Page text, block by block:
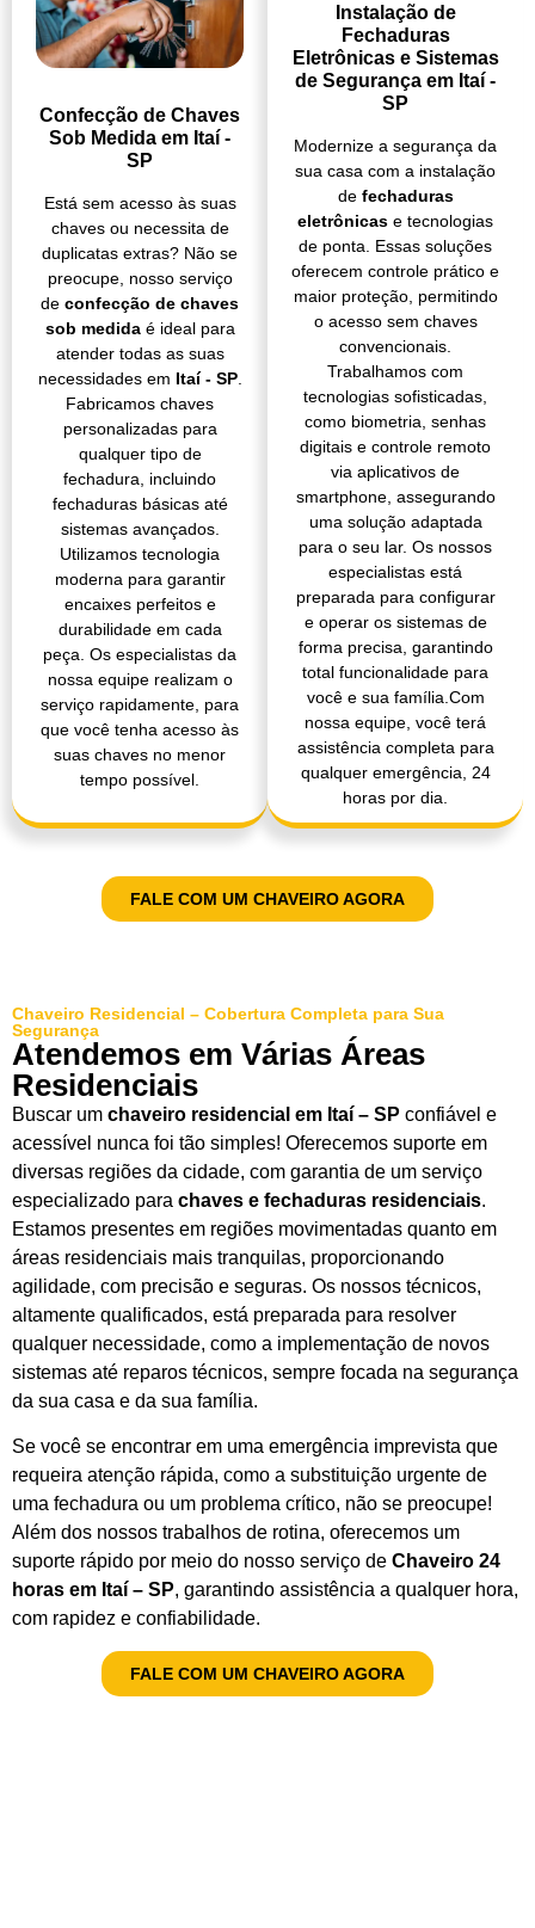
Confecção de Chaves
Sob Medida em Itaí -
SP
Está sem acesso às suas
chaves ou necessita de
duplicatas extras? Não se
preocupe, nosso serviço
de confecção de chaves
sob medidaé ideal para
atender todas as suas
necessidades em Itaí - SP.
Fabricamos chaves
personalizadas para
qualquer tipo de
fechadura, incluindo
fechaduras básicas até
sistemas avançados.
Utilizamos tecnologia
moderna para garantir
encaixes perfeitos e
durabilidade em cada
peça. Os especialistas da
nossa equipe realizam o
serviço rapidamente, para
que você tenha acesso às
suas chaves no menor
tempo possível.
Instalação de
Fechaduras
Eletrônicas e Sistemas
de Segurança em Itaí -
SP
Modernize a segurança da
sua casa com a instalação
de fechaduras
eletrônicas e tecnologias
de ponta. Essas soluções
oferecem controle prático e
maior proteção, permitindo
o acesso sem chaves
convencionais.
Trabalhamos com
tecnologias sofisticadas,
como biometria, senhas
digitais e controle remoto
via aplicativos de
smartphone, assegurando
uma solução adaptada
para o seu lar. Os nossos
especialistas está
preparada para configurar
e operar os sistemas de
forma precisa, garantindo
total funcionalidade para
você e sua família.Com
nossa equipe, você terá
assistência completa para
qualquer emergência, 24
horas por dia.
FALE COM UM CHAVEIRO AGORA
Chaveiro Residencial – Cobertura Completa para Sua
Segurança
Atendemos em Várias Áreas
Residenciais
Buscar um chaveiro residencial em Itaí – SP confiável e
acessível nunca foi tão simples! Oferecemos suporte em
diversas regiões da cidade, com garantia de um serviço
especializado para chaves e fechaduras residenciais.
Estamos presentes em regiões movimentadas quanto em
áreas residenciais mais tranquilas, proporcionando
agilidade, com precisão e seguras. Os nossos técnicos,
altamente qualificados, está preparada para resolver
qualquer necessidade, como a implementação de novos
sistemas até reparos técnicos, sempre focada na segurança
da sua casa e da sua família.
Se você se encontrar em uma emergência imprevista que
requeira atenção rápida, como a substituição urgente de
uma fechadura ou um problema crítico, não se preocupe!
Além dos nossos trabalhos de rotina, oferecemos um
suporte rápido por meio do nosso serviço de Chaveiro 24
horas em Itaí – SP, garantindo assistência a qualquer hora,
com rapidez e confiabilidade.
FALE COM UM CHAVEIRO AGORA